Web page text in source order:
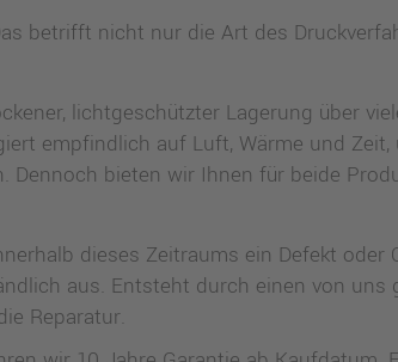
betrifft nicht nur die Art des
lichtgeschützter Lagerung über
empfindlich auf Luft, Wärme und
Dennoch bieten wir Ihnen für beide
dieses Zeitraums ein Defekt oder
aus. Entsteht durch einen von uns
Reparatur.